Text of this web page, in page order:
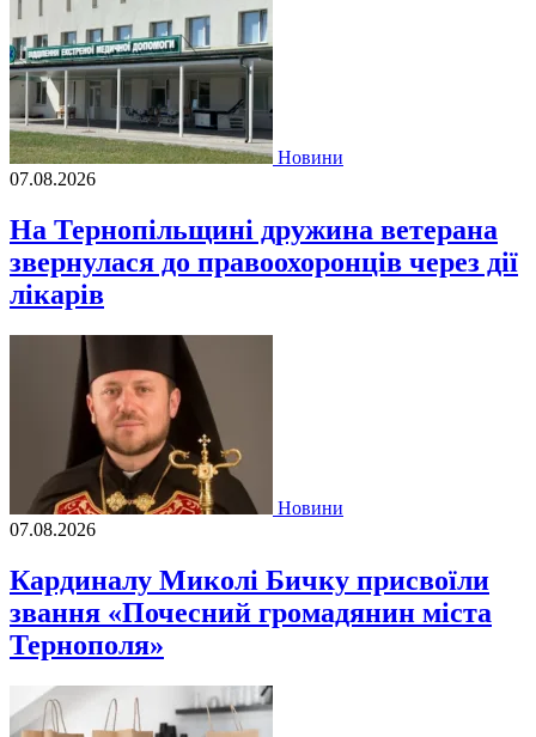
Новини
07.08.2026
На Тернопільщині дружина ветерана
звернулася до правоохоронців через дії
лікарів
Новини
07.08.2026
Кардиналу Миколі Бичку присвоїли
звання «Почесний громадянин міста
Тернополя»